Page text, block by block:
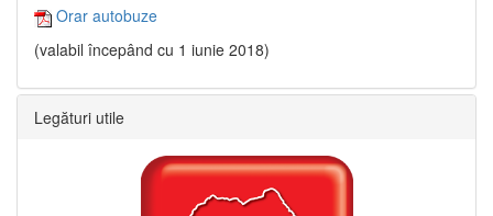
Orar autobuze
(valabil începând cu 1 iunie 2018)
Legături utile